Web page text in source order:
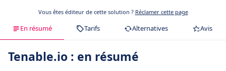
Vous êtes éditeur de cette solution ? Réclamer cette page
En résumé Tarifs Alternatives Avis
Tenable.io : en résumé